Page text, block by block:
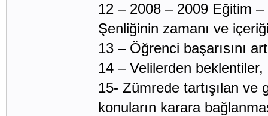
12 – 2008 – 2009 Eğitim –
Şenliğinin zamanı ve
13 – Öğrenci başarısını
14 – Velilerden beklentiler,
15- Zümrede tartışılan
konuların karara